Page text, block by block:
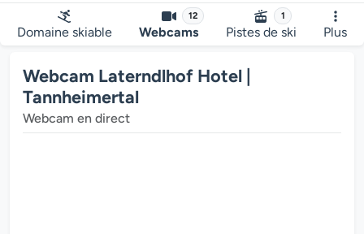
Domaine skiable
12
Webcams
1
Pistes de ski Plus
Webcam Laterndlhof Hotel |
Tannheimertal
Webcam en direct